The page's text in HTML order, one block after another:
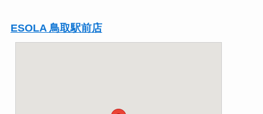
ESOLA 鳥取駅前店